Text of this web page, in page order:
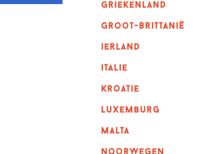
griekenland
Groot-Brittanië
ierland
italie
kroatie
luxemburg
malta